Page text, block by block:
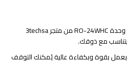
مكيف شباك ارو بارد 24 الف وحدة RO-24WHC من متجر 3techsa
مع ذوقك.
بقوة وبكفاءة عالية يُمكنك التوقف